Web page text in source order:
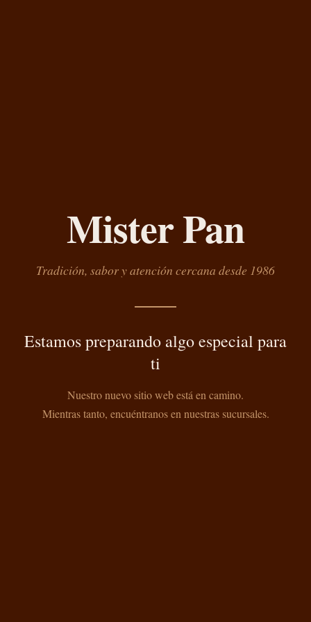
Mister Pan
Tradición, sabor y atención cercana desde 1986
Estamos preparando algo especial para
ti
Nuestro nuevo sitio web está en camino.
Mientras tanto, encuéntranos en nuestras sucursales.